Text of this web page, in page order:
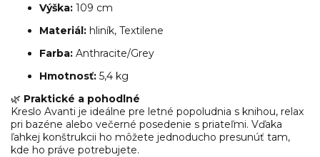
Výška: 109 cm
Materiál: hliník, Textilene
Farba: Anthracite/Grey
Hmotnosť: 5,4 kg
🌿 Praktické a pohodlné
Kreslo Avanti je ideálne pre letné popoludnia s knihou, relax
pri bazéne alebo večerné posedenie s priateľmi. Vďaka
ľahkej konštrukcii ho môžete jednoducho presunúť tam,
kde ho práve potrebujete.